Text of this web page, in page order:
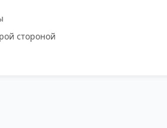
стороной